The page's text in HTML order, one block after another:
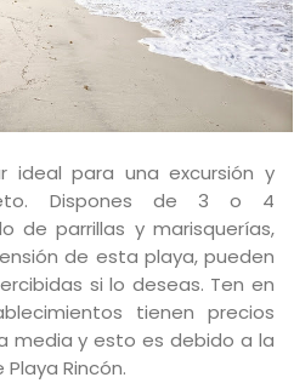
ideal para una excursión y
Dispones de 3 o 4
de parrillas y marisquerías,
de esta playa, pueden
si lo deseas. Ten en
tienen precios
media y esto es debido a la
Rincón.